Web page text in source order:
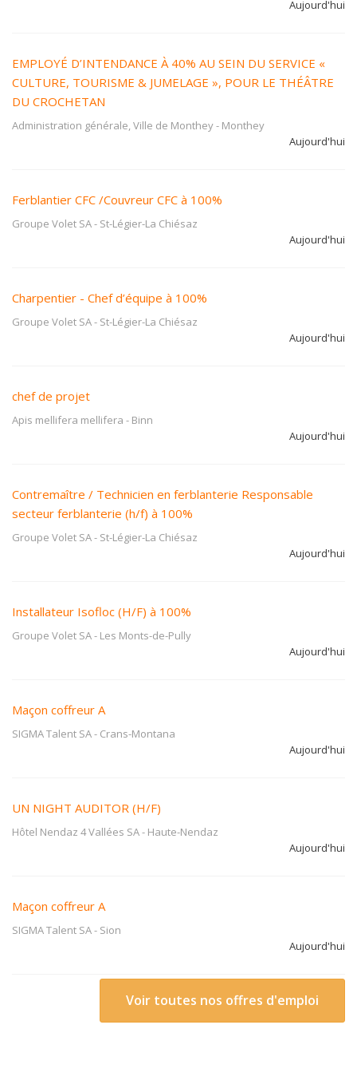
Aujourd'hui
EMPLOYÉ D’INTENDANCE À 40% AU SEIN DU SERVICE «
CULTURE, TOURISME & JUMELAGE », POUR LE THÉÂTRE
DU CROCHETAN
Administration générale, Ville de Monthey- Monthey
Aujourd'hui
Ferblantier CFC /Couvreur CFC à 100%
Groupe Volet SA- St-Légier-La Chiésaz
Aujourd'hui
Charpentier - Chef d’équipe à 100%
Groupe Volet SA- St-Légier-La Chiésaz
Aujourd'hui
chef de projet
Apis mellifera mellifera - Binn
Aujourd'hui
Contremaître / Technicien en ferblanterie Responsable
secteur ferblanterie (h/f) à 100%
Groupe Volet SA- St-Légier-La Chiésaz
Aujourd'hui
Installateur Isofloc (H/F) à 100%
Groupe Volet SA- Les Monts-de-Pully
Aujourd'hui
Maçon coffreur A
SIGMA Talent SA- Crans-Montana
Aujourd'hui
UN NIGHT AUDITOR (H/F)
Hôtel Nendaz 4 Vallées SA- Haute-Nendaz
Aujourd'hui
Maçon coffreur A
SIGMA Talent SA- Sion
Aujourd'hui
Voir toutes nos offres d'emploi